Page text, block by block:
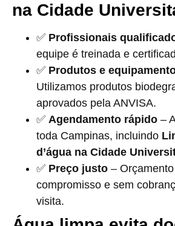
na Cidade
✅ Profissionais
equipe é treinada e
✅ Produtos e
Utilizamos produtos
aprovados pela ANVISA.
✅ Agendamento rápido –
toda Campinas, incluindo
d’água na Cidade
✅ Preço justo –
compromisso e sem
visita.